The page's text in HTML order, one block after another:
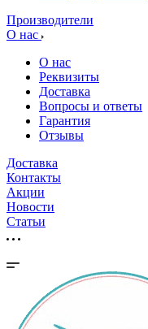
Производители
О нас
О нас
Реквизиты
Доставка
Вопросы и ответы
Гарантия
Отзывы
Доставка
Контакты
Акции
Новости
Cтатьи